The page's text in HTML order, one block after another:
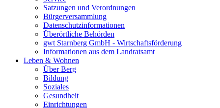
Satzungen und Verordnungen
Bürgerversammlung
Datenschutzinformationen
Überörtliche Behörden
gwt Starnberg GmbH - Wirtschaftsförderung
Informationen aus dem Landratsamt
Leben & Wohnen
Über Berg
Bildung
Soziales
Gesundheit
Einrichtungen